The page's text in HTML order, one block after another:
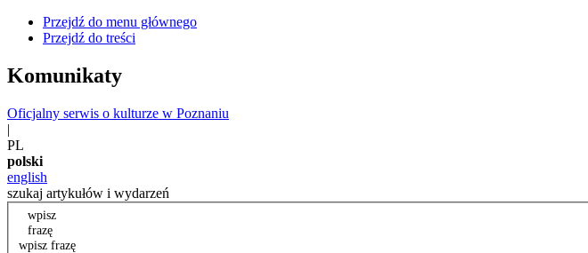
Przejdź do menu głównego
Przejdź do treści
Komunikaty
Oficjalny serwis o kulturze w Poznaniu
|
PL
polski
english
szukaj artykułów i wydarzeń
wpisz
frazę
wpisz frazę